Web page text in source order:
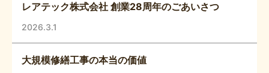
レアテック株式会社 創業28周年のごあいさつ
2026.3.1
大規模修繕工事の本当の価値